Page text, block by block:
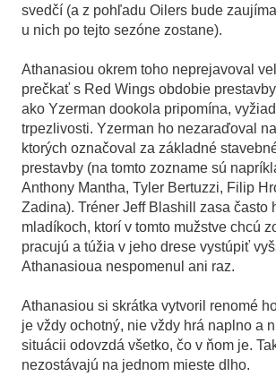
svedčí (a z pohľadu Oilers bude
u nich po tejto sezóne zostane).
Athanasiou okrem toho neprejavoval
prečkať s Red Wings obdobie
ako Yzerman dookola pripomína,
trpezlivosti. Yzerman ho nezaraďoval
ktorých označoval za základné
prestavby (na tomto zozname sú
Anthony Mantha, Tyler Bertuzzi, Filip
Zadina). Tréner Jeff Blashill zasa často
mladíkoch, ktorí v tomto mužstve chcú
pracujú a túžia v jeho drese vystúpiť
Athanasioua nespomenul ani raz.
Athanasiou si skrátka vytvoril renomé
je vždy ochotný, nie vždy hrá naplno a
situácii odovzdá všetko, čo v ňom je.
nezostávajú na jednom mieste dlho.